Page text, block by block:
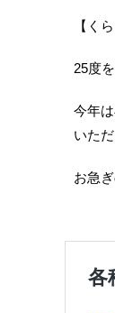
【く
25度
今年
いた
お急